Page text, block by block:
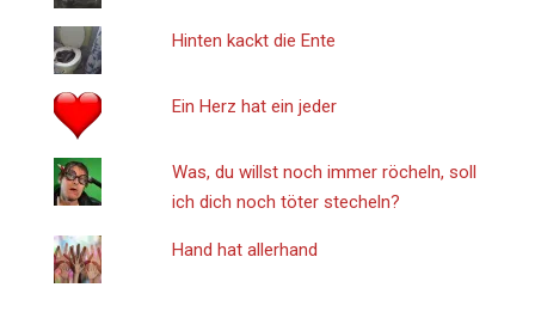
Hinten kackt die Ente
Ein Herz hat ein jeder
Was, du willst noch immer röcheln, soll
ich dich noch töter stecheln?
Hand hat allerhand